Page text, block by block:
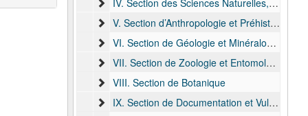
IV. Section des Sciences Naturelles, 1910-1928
V. Section d’Anthropologie et Préhistoire et, ultérieurement, de la section de Préhistoire, 1928-1931
VI. Section de Géologie et Minéralogie et, ultérieurement la section de Géologie
VII. Section de Zoologie et Entomologie et, ultérieurement, de la section de Zoologie
VIII. Section de Botanique
IX. Section de Documentation et Vulgarisation